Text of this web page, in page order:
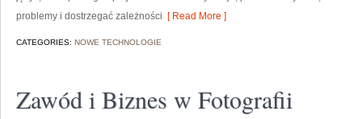
problemy i dostrzegać zależności [ Read More ]
CATEGORIES: NOWE TECHNOLOGIE
Zawód i Biznes w Fotografii